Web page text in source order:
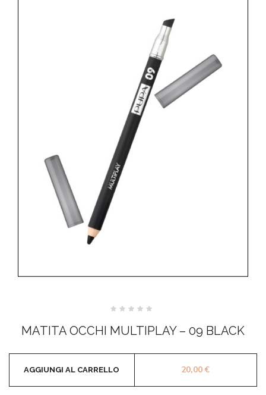
su
5
MATITA OCCHI MULTIPLAY – 09 BLACK
20,00€
AGGIUNGI AL CARRELLO